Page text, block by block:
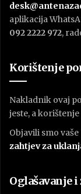
aplikacija
092 2222 972,
Korištenje
Nakladnik ovaj
jeste, a
Objavili smo
zahtjev za
Oglašavanje